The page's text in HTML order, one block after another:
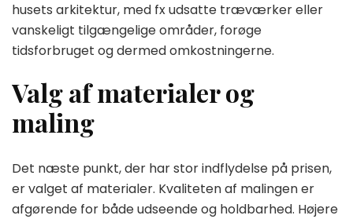
husets arkitektur, med fx udsatte træværker eller
vanskeligt tilgængelige områder, forøge
tidsforbruget og dermed omkostningerne.
Valg af materialer og
maling
Det næste punkt, der har stor indflydelse på prisen,
er valget af materialer. Kvaliteten af malingen er
afgørende for både udseende og holdbarhed. Højere